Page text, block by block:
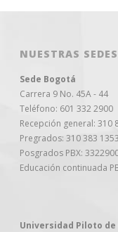
NUESTRAS SEDES
Sede Bogotá
Carrera 9 No. 45A - 44
Teléfono: 601 332 2900
Recepción general: 310
Pregrados: 310 383 1353
Posgrados PBX:
Educación continuada
Universidad Piloto de